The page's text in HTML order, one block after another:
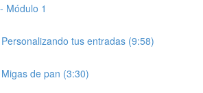
Módulo 1
tus entradas (9:58)
de pan (3:30)